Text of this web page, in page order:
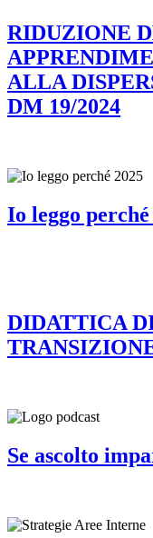
RIDUZIONE
ALLA
DM 19/2024
Io leggo perché
DIDATTICA
Se ascolto